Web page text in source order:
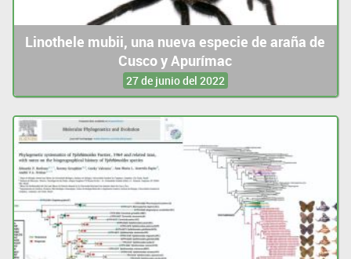
Linothele mubii, una nueva especie de araña de
Cusco y Apurímac
27 de junio del 2022